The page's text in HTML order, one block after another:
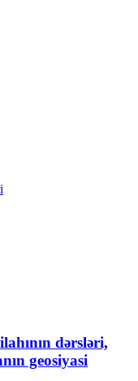
dərsləri,
geosiyasi